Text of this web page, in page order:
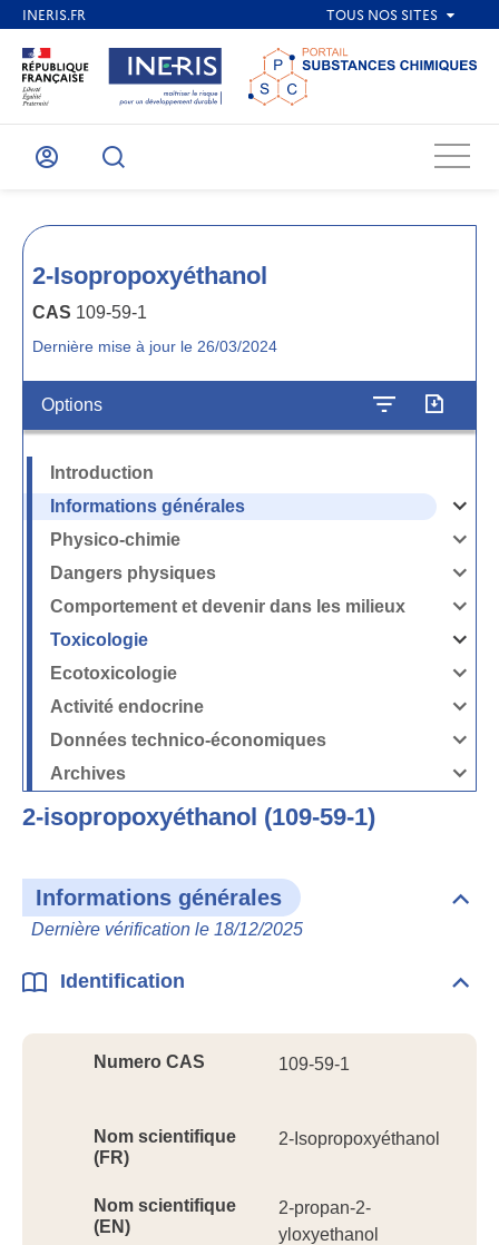
Mon
Recherche
Menu
2-Isopropoxyéthanol
CAS 109-59-1
Dernière mise à jour le 26/03/2024
Options
Introduction
Informations générales
Ouvrir
la
générales
Physico-chimie
Ouvrir
la
chimie
Dangers physiques
Ouvrir
la
Comportement et devenir dans les milieux
Ouvrir
la
et
les
milieux
Toxicologie
Ouvrir
la
Ecotoxicologie
Ouvrir
la
Activité endocrine
Ouvrir
la
endocrine
Données technico-économiques
Ouvrir
la
Données
Archives
Ouvrir
2-isopropoxyéthanol (109-59-1)
Informations générales
Dernière vérification le 18/12/2025
Identification
Numero CAS 109-59-1
Nom scientifique
(FR)
2-Isopropoxyéthanol
Nom scientifique
(EN)
2-propan-2-
yloxyethanol